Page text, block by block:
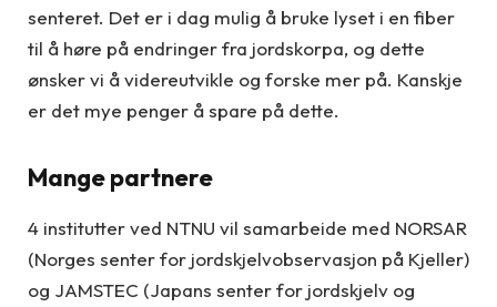
senteret. Det er i dag mulig å bruke lyset i en fiber
til å høre på endringer fra jordskorpa, og dette
ønsker vi å videreutvikle og forske mer på. Kanskje
er det mye penger å spare på dette.
Mange partnere
4 institutter ved NTNU vil samarbeide med NORSAR
(Norges senter for jordskjelvobservasjon på Kjeller)
og JAMSTEC (Japans senter for jordskjelv og